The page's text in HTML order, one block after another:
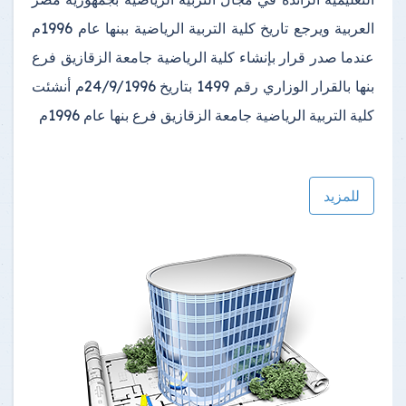
العربية
ويرجع تاريخ كلية التربية الرياضية ببنها عام 1996م
عندما صدر قرار بإنشاء كلية الرياضية جامعة الزقازيق فرع
بنها بالقرار الوزاري رقم 1499 بتاريخ 24/9/1996م أنشئت
كلية التربية الرياضية جامعة الزقازيق فرع بنها عام 1996م
للمزيد